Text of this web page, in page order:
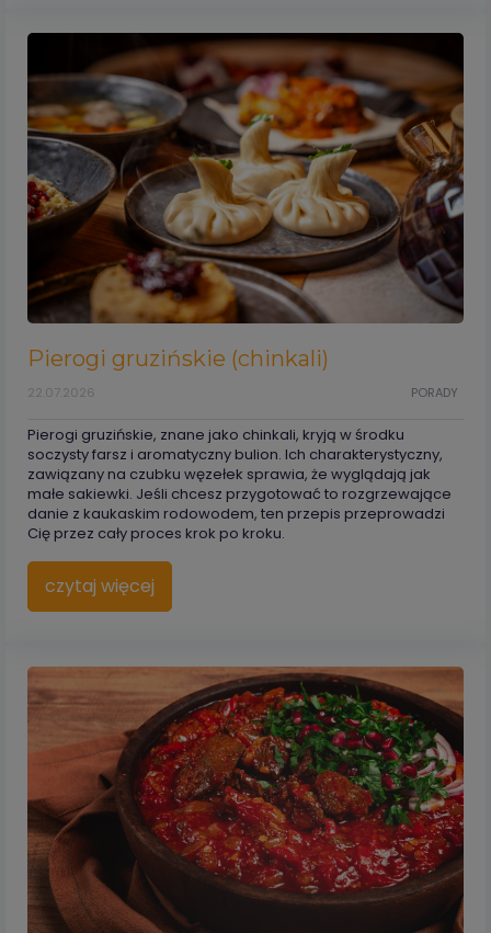
Pierogi gruzińskie (chinkali)
PORADY
22.07.2026
Pierogi gruzińskie, znane jako chinkali, kryją w środku
soczysty farsz i aromatyczny bulion. Ich charakterystyczny,
zawiązany na czubku węzełek sprawia, że wyglądają jak
małe sakiewki. Jeśli chcesz przygotować to rozgrzewające
danie z kaukaskim rodowodem, ten przepis przeprowadzi
Cię przez cały proces krok po kroku.
czytaj więcej